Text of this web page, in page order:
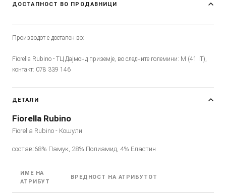
ДОСТАПНОСТ ВО ПРОДАВНИЦИ
Производот е достапен во:
Fiorella Rubino - ТЦ Дајмонд приземје, во следните големини: M (41 IT),
контакт: 078 339 146
ДЕТАЛИ
Fiorella Rubino
Fiorella Rubino - Кошули
состав:68% Памук, 28% Полиамид, 4% Еластин
ИМЕ НА
АТРИБУТ
ВРЕДНОСТ НА АТРИБУТОТ